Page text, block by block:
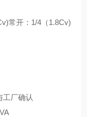
开：1/4（1.8Cv)
厂确认